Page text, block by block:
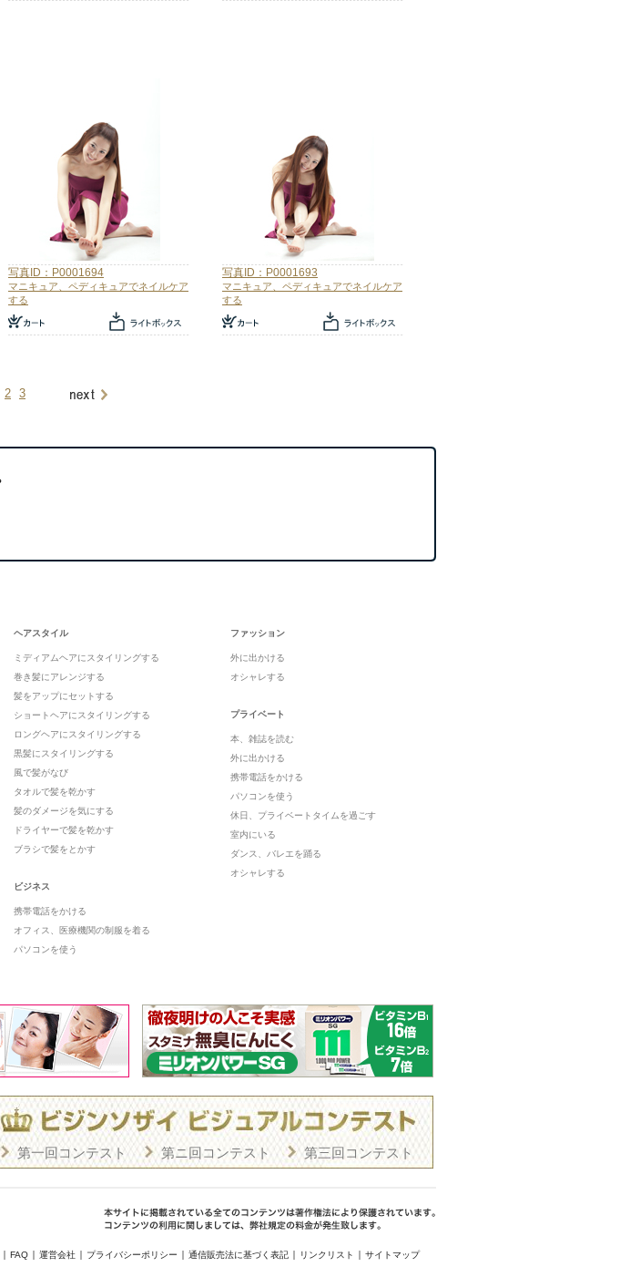
写真ID：P0001694
マニキュア、ペディキュアでネイルケア
する
写真ID：P0001693
マニキュア、ペディキュアでネイルケア
する
2 3
ヘアスタイル
ミディアムヘアにスタイリングする
巻き髪にアレンジする
髪をアップにセットする
ショートヘアにスタイリングする
ロングヘアにスタイリングする
黒髪にスタイリングする
風で髪がなび
タオルで髪を乾かす
髪のダメージを気にする
ドライヤーで髪を乾かす
ブラシで髪をとかす
ビジネス
携帯電話をかける
オフィス、医療機関の制服を着る
パソコンを使う
ファッション
外に出かける
オシャレする
プライベート
本、雑誌を読む
外に出かける
携帯電話をかける
パソコンを使う
休日、プライベートタイムを過ごす
室内にいる
ダンス、バレエを踊る
オシャレする
第一回コンテスト 第ニ回コンテスト 第三回コンテスト
FAQ 運営会社 プライバシーポリシー 通信販売法に基づく表記 リンクリスト
サイトマップ